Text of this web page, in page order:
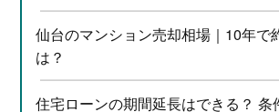
仙台のマンション売却相場｜10年で
は？
住宅ローンの期間延長はできる？ 条